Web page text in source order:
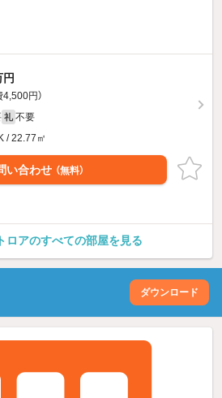
円
4,500円）
礼 不要
/ 22.77㎡
い合わせ （無料）
ロアのすべての部屋を見る
ダウンロード